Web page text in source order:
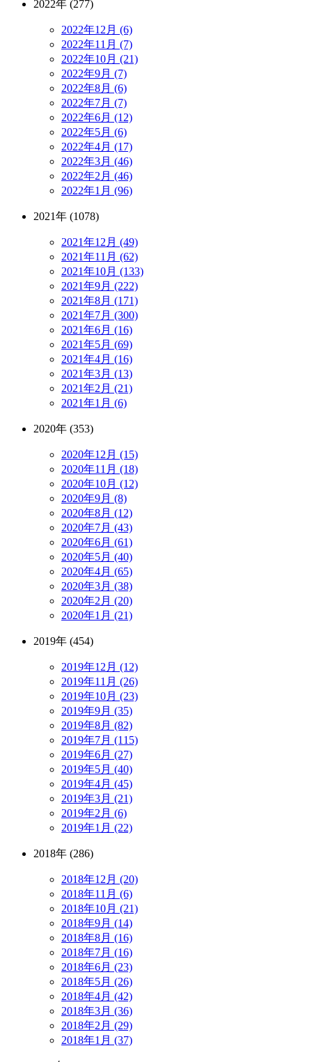
2022年 (277)
2022年12月 (6)
2022年11月 (7)
2022年10月 (21)
2022年9月 (7)
2022年8月 (6)
2022年7月 (7)
2022年6月 (12)
2022年5月 (6)
2022年4月 (17)
2022年3月 (46)
2022年2月 (46)
2022年1月 (96)
2021年 (1078)
2021年12月 (49)
2021年11月 (62)
2021年10月 (133)
2021年9月 (222)
2021年8月 (171)
2021年7月 (300)
2021年6月 (16)
2021年5月 (69)
2021年4月 (16)
2021年3月 (13)
2021年2月 (21)
2021年1月 (6)
2020年 (353)
2020年12月 (15)
2020年11月 (18)
2020年10月 (12)
2020年9月 (8)
2020年8月 (12)
2020年7月 (43)
2020年6月 (61)
2020年5月 (40)
2020年4月 (65)
2020年3月 (38)
2020年2月 (20)
2020年1月 (21)
2019年 (454)
2019年12月 (12)
2019年11月 (26)
2019年10月 (23)
2019年9月 (35)
2019年8月 (82)
2019年7月 (115)
2019年6月 (27)
2019年5月 (40)
2019年4月 (45)
2019年3月 (21)
2019年2月 (6)
2019年1月 (22)
2018年 (286)
2018年12月 (20)
2018年11月 (6)
2018年10月 (21)
2018年9月 (14)
2018年8月 (16)
2018年7月 (16)
2018年6月 (23)
2018年5月 (26)
2018年4月 (42)
2018年3月 (36)
2018年2月 (29)
2018年1月 (37)